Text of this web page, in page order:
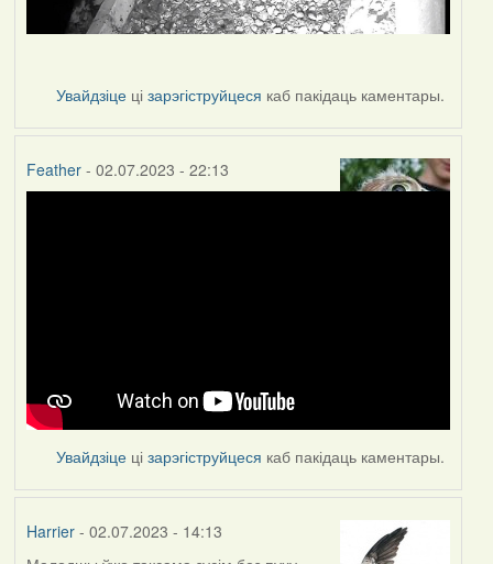
Увайдзіце цізарэгіструйцеся каб пакідаць каментары.
Feather- 02.07.2023 - 22:13
Увайдзіце цізарэгіструйцеся каб пакідаць каментары.
Harrier- 02.07.2023 - 14:13